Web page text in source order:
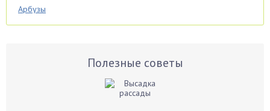
Арбузы
Аспарагус
Полезные советы